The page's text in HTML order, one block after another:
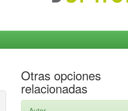
Otras opciones
relacionadas